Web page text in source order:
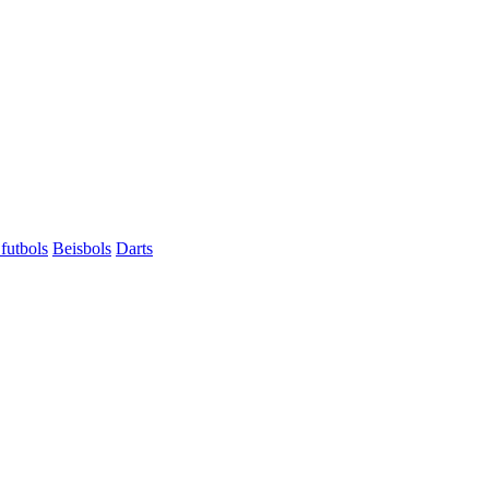
Beisbols Darts